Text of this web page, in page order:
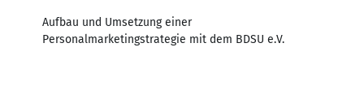
Aufbau und Umsetzung einer
Personalmarketingstrategie mit dem BDSU e.V.